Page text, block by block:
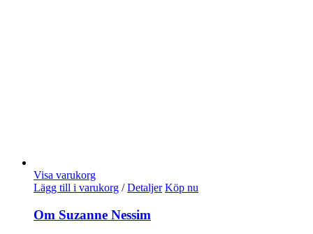
Visa varukorg
Lägg till i varukorg / Detaljer Köp nu
Om Suzanne Nessim